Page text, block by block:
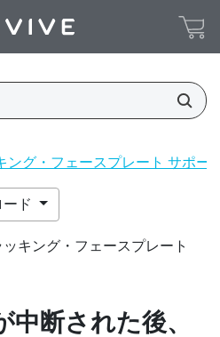
ング・フェースプレート サポー
ド
キング・フェースプレート
断された後、